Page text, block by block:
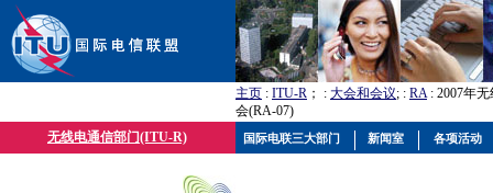
主页 : ITU-R ； : 大会和会议; : RA: 2007年
会(RA-07)
无线电通信部门(ITU-R)
国际电联三大部门 新闻室 各项活动